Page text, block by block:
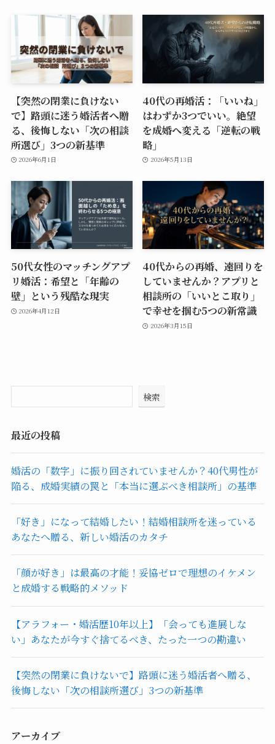
【突然の閉業に負けない
で】路頭に迷う婚活者へ贈
る、後悔しない「次の相談
所選び」3つの新基準
2026年6月1日
40代の再婚活：「いいね」
はわずか3つでいい。絶望
を成婚へ変える「逆転の戦
略」
2026年5月13日
50代女性のマッチングアプ
リ婚活：希望と「年齢の
壁」という残酷な現実
2026年4月12日
40代からの再婚、遠回りを
していませんか？アプリと
相談所の「いいとこ取り」
で幸せを掴む5つの新常識
2026年3月15日
検索
最近の投稿
婚活の「数字」に振り回されていませんか？40代男性が
陥る、成婚実績の罠と「本当に選ぶべき相談所」の基準
「好き」になって結婚したい！結婚相談所を迷っている
あなたへ贈る、新しい婚活のカタチ
「顔が好き」は最高の才能！妥協ゼロで理想のイケメン
と成婚する戦略的メソッド
【アラフォー・婚活歴10年以上】「会っても進展しな
い」あなたが今すぐ捨てるべき、たった一つの勘違い
【突然の閉業に負けないで】路頭に迷う婚活者へ贈る、
後悔しない「次の相談所選び」3つの新基準
アーカイブ